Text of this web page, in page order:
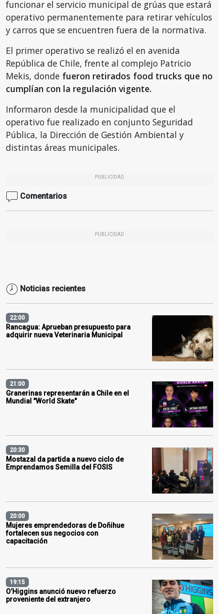
funcionar el servicio municipal de grúas que estará
operativo permanentemente para retirar vehículos
y carros que se encuentren fuera de la normativa.
El primer operativo se realizó el en avenida
República de Chile, frente al complejo Patricio
Mekis, donde fueron retirados food trucks que no
cumplían con la regulación vigente.
Informaron desde la municipalidad que el
operativo fue realizado en conjunto Seguridad
Pública, la Dirección de Gestión Ambiental y
distintas áreas municipales.
PUBLICIDAD
Comentarios
PUBLICIDAD
Noticias recientes
22:00
Rancagua: Aprueban presupuesto para
adquirir nueva Veterinaria Municipal
21:00
Granerinas representarán a Chile en el
Mundial "World Skate"
20:30
Mostazal da partida a nuevo ciclo de
Emprendamos Semilla del FOSIS
20:00
Mujeres emprendedoras de Doñihue
fortalecen sus negocios con
capacitación
19:15
O’Higgins anunció nuevo refuerzo
proveniente del extranjero